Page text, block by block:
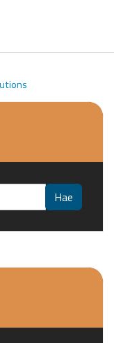
Hae